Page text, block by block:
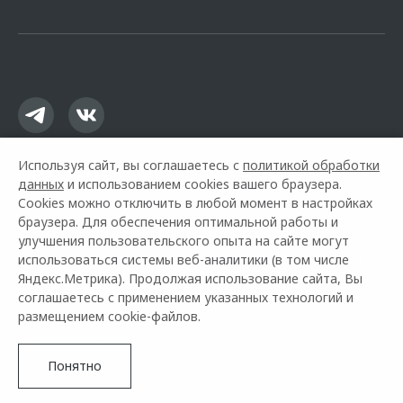
Горячая линия OMODA: +7 (3412) 65-71-39
Используя сайт, вы соглашаетесь с политикой обработки
данных и использованием cookies вашего браузера.
Cookies можно отключить в любой момент в настройках
браузера. Для обеспечения оптимальной работы и
улучшения пользовательского опыта на сайте могут
использоваться системы веб-аналитики (в том числе
Яндекс.Метрика). Продолжая использование сайта, Вы
соглашаетесь с применением указанных технологий и
размещением cookie-файлов.
Понятно